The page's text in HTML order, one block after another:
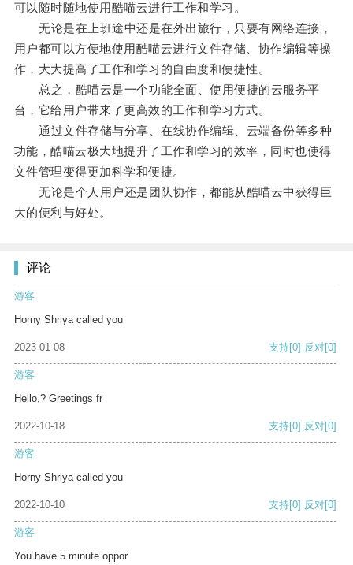
可以随时随地使用酷喵云进行工作和学习。
无论是在上班途中还是在外出旅行，只要有网络连接，
用户都可以方便地使用酷喵云进行文件存储、协作编辑等操
作，大大提高了工作和学习的自由度和便捷性。
总之，酷喵云是一个功能全面、使用便捷的云服务平
台，它给用户带来了更高效的工作和学习方式。
通过文件存储与分享、在线协作编辑、云端备份等多种
功能，酷喵云极大地提升了工作和学习的效率，同时也使得
文件管理变得更加科学和便捷。
无论是个人用户还是团队协作，都能从酷喵云中获得巨
大的便利与好处。
评论
游客
Horny Shriya called you
2023-01-08 支持[0] 反对[0]
游客
Hello,? Greetings fr
2022-10-18 支持[0] 反对[0]
游客
Horny Shriya called you
2022-10-10 支持[0] 反对[0]
游客
You have 5 minute oppor